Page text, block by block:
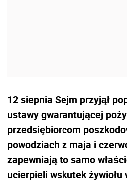
12 siepnia Sejm przyjął
ustawy gwarantującej
przedsiębiorcom
powodziach z maja i
zapewniają to samo
ucierpieli wskutek żywiołu